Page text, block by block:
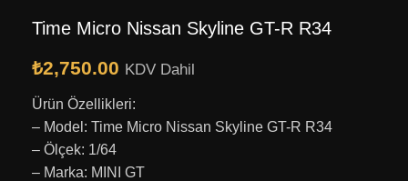
Time Micro Nissan Skyline GT-R R34
₺2,750.00 KDV Dahil
Ürün Özellikleri:
– Model: Time Micro Nissan Skyline GT-R R34
– Ölçek: 1/64
– Marka: MINI GT